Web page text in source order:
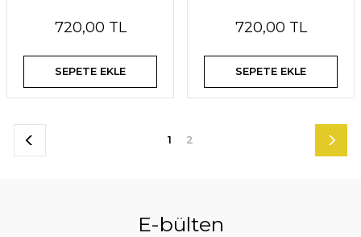
720,00 TL
SEPETE EKLE
720,00 TL
SEPETE EKLE
1 2
E-bülten